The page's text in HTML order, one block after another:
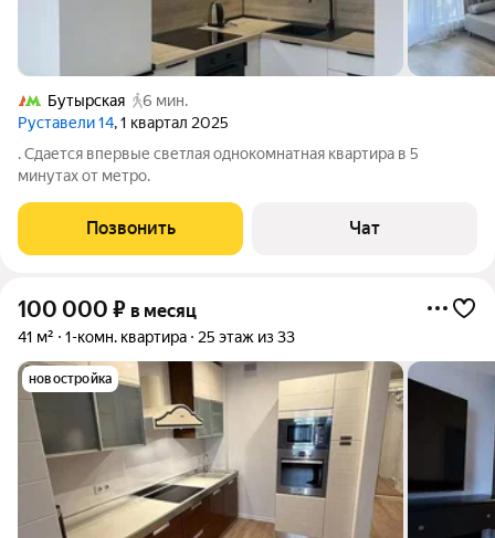
Бутырская
6 мин.
Руставели 14, 1 квартал 2025
. Сдается впервые светлая однокомнатная квартира в 5
минутах от метро.
Позвонить Чат
100 000 ₽ в месяц
41 м² 1-комн. квартира 25 этаж из 33
новостройка